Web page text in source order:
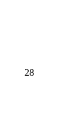
28